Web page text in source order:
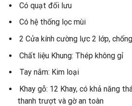
Có quạt đối lưu
Có hệ thống lọc mùi
2 Cửa kính cường lực 2 lớp,
Chất liệu Khung: Thép không gỉ
Tay nắm: Kim loại
Khay gỗ: 12 Khay, có khả năng
thanh trượt và gờ an toàn